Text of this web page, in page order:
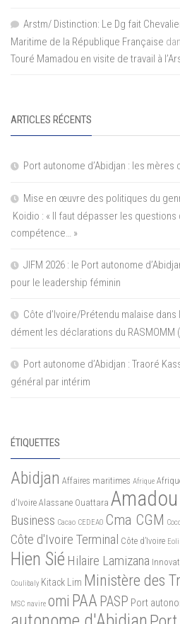
Arstm/ Distinction: Le Dg fait
Maritime de la République Française
Touré Mamadou en visite de travail à
ARTICLES RÉCENTS
Port autonome d’Abidjan : les
Mise en œuvre des politiques du
Koidio : « Il faut dépasser les
compétence… »
JIFM 2026 : le Port autonome
pour le leadership féminin
Côte d’Ivoire/Prétendu malaise
dément les déclarations du RASMOMM
Port autonome d’Abidjan : Traoré
général par intérim
ÉTIQUETTES
Abidjan Affaires maritimes Afrique
d'Ivoire Alassane Ouattara
Business Cacao CEDEAO Cma CGM
Côte d'Ivoire Terminal Côte d’Ivoire
Hien Sié Hilaire Lamizana
Coulibaly Kitack Lim Ministère des
MSC navire omi PAA PASP Port